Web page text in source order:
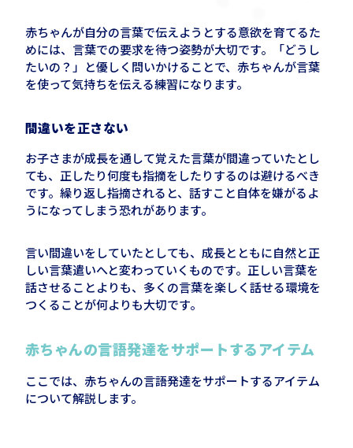
赤ちゃんが自分の言葉で伝えようとする意欲を育てるた
めには、言葉での要求を待つ姿勢が大切です。「どうし
たいの？」と優しく問いかけることで、赤ちゃんが言葉
を使って気持ちを伝える練習になります。
間違いを正さない
お子さまが成長を通して覚えた言葉が間違っていたとし
ても、正したり何度も指摘をしたりするのは避けるべき
です。繰り返し指摘されると、話すこと自体を嫌がるよ
うになってしまう恐れがあります。
言い間違いをしていたとしても、成長とともに自然と正
しい言葉遣いへと変わっていくものです。正しい言葉を
話させることよりも、多くの言葉を楽しく話せる環境を
つくることが何よりも大切です。
赤ちゃんの言語発達をサポートするアイテム
ここでは、赤ちゃんの言語発達をサポートするアイテム
について解説します。